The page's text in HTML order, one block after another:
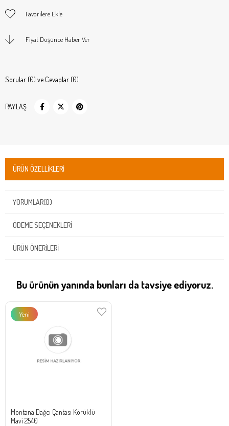
Favorilere Ekle
Fiyat Düşünce Haber Ver
Sorular (0) ve Cevaplar (0)
PAYLAŞ
ÜRÜN ÖZELLIKLERI
YORUMLAR(0)
ÖDEME SEÇENEKLERI
ÜRÜN ÖNERILERI
Bu ürünün yanında bunları da tavsiye ediyoruz.
Montana Dağcı Çantası Körüklü
Mavi 2540
Yeni